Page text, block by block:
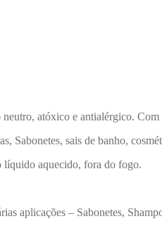
neutro, atóxico e antialérgico.
Sabonetes, sais de banho,
líquido aquecido, fora do fogo.
aplicações – Sabonetes,